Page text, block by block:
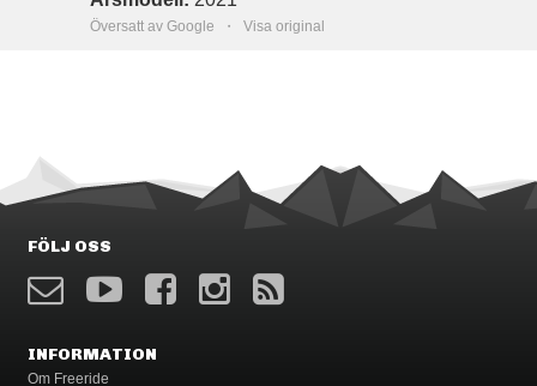
Översatt av Google ・ Visa original
FÖLJ OSS
INFORMATION
Om Freeride